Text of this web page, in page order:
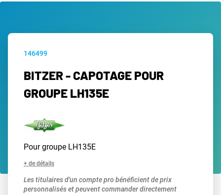
146499
BITZER - CAPOTAGE POUR
GROUPE LH135E
Pour groupe LH135E
+ de détails
Les titulaires d'un compte pro bénéficient de prix
personnalisés et peuvent commander directement